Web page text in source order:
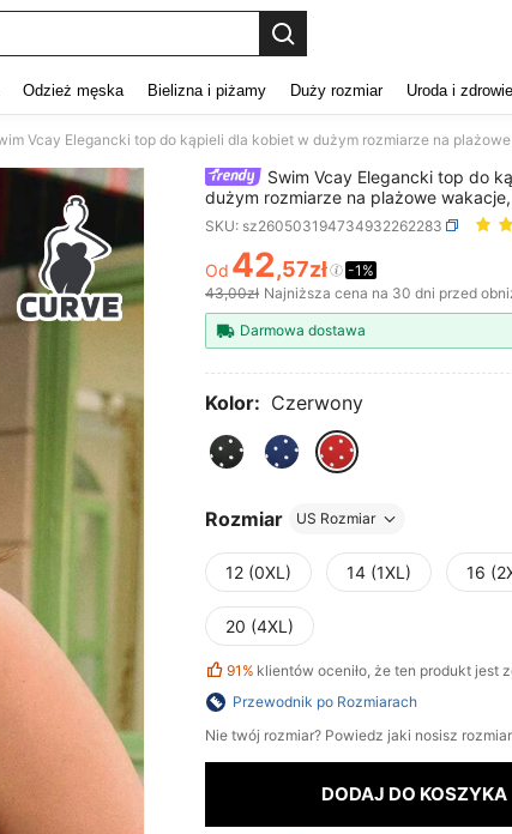
Odzież męska Bielizna i piżamy Duży rozmiar Uroda i zdrowie
Swim Vcay Elegancki top do
dużym rozmiarze na plażowe
szyi i losowym nadrukiem w grochy
SKU: sz260503194734932262283
PRICE AND
Od 42,57zł
-1%
43,00zł Najniższa cena na 30 dni przed
Darmowa dostawa
Kolor: Czerwony
Rozmiar US Rozmiar
12 (0XL) 14 (1XL) 16
20 (4XL)
91% klientów oceniło, że ten produkt jest
Przewodnik po Rozmiarach
Nie twój rozmiar? Powiedz jaki nosisz rozmiar
DODAJ DO KOSZYKA